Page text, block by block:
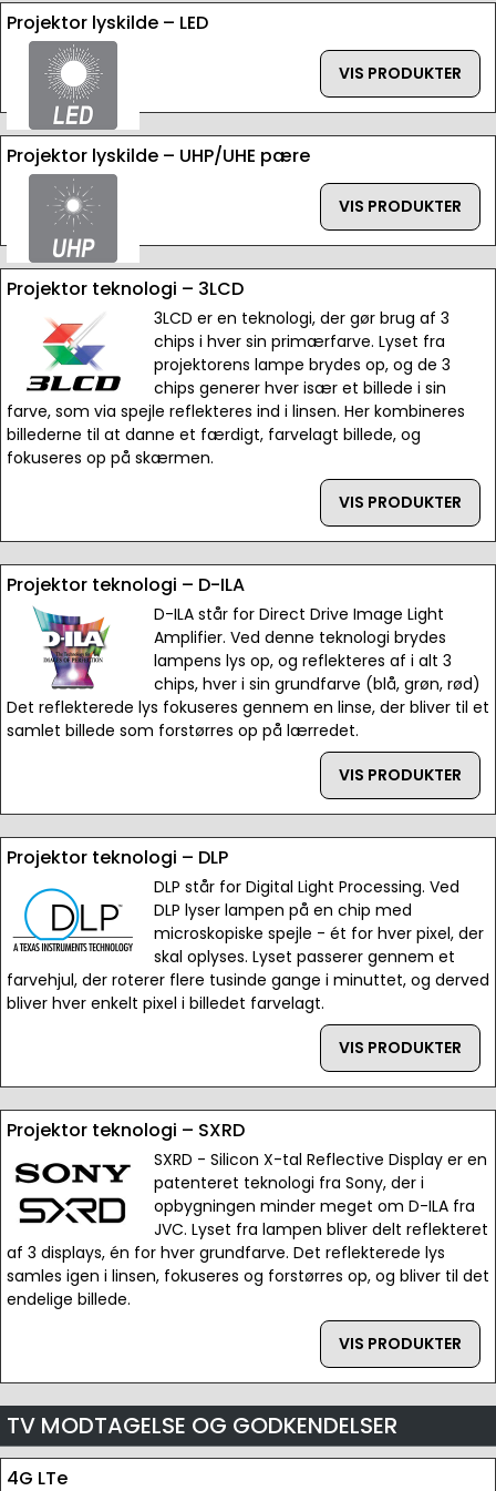
Projektor lyskilde – LED
VIS PRODUKTER
Projektor lyskilde – UHP/UHE pære
VIS PRODUKTER
Projektor teknologi – 3LCD
3LCD er en teknologi, der gør brug af 3
chips i hver sin primærfarve. Lyset fra
projektorens lampe brydes op, og de 3
chips generer hver især et billede i sin
farve, som via spejle reflekteres ind i linsen. Her kombineres
billederne til at danne et færdigt, farvelagt billede, og
fokuseres op på skærmen.
VIS PRODUKTER
Projektor teknologi – D-ILA
D-ILA står for Direct Drive Image Light
Amplifier. Ved denne teknologi brydes
lampens lys op, og reflekteres af i alt 3
chips, hver i sin grundfarve (blå, grøn, rød)
Det reflekterede lys fokuseres gennem en linse, der bliver til et
samlet billede som forstørres op på lærredet.
VIS PRODUKTER
Projektor teknologi – DLP
DLP står for Digital Light Processing. Ved
DLP lyser lampen på en chip med
microskopiske spejle - ét for hver pixel, der
skal oplyses. Lyset passerer gennem et
farvehjul, der roterer flere tusinde gange i minuttet, og derved
bliver hver enkelt pixel i billedet farvelagt.
VIS PRODUKTER
Projektor teknologi – SXRD
SXRD - Silicon X-tal Reflective Display er en
patenteret teknologi fra Sony, der i
opbygningen minder meget om D-ILA fra
JVC. Lyset fra lampen bliver delt reflekteret
af 3 displays, én for hver grundfarve. Det reflekterede lys
samles igen i linsen, fokuseres og forstørres op, og bliver til det
endelige billede.
VIS PRODUKTER
TV MODTAGELSE OG GODKENDELSER
4G LTe